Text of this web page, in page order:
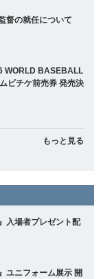
督の就任について
WORLD BASEBALL
ビチケ前売券 発売決
もっと見る
入場者プレゼント配
ユニフォーム展示 開